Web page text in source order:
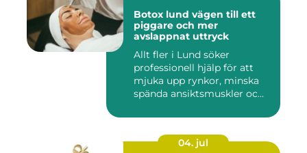
Botox lund vägen till ett
piggare och mer
avslappnat uttryck
Allt fler i Lund söker
professionell hjälp för att
mjuka upp rynkor, minska
spända ansiktsmuskler oc...
04. jul